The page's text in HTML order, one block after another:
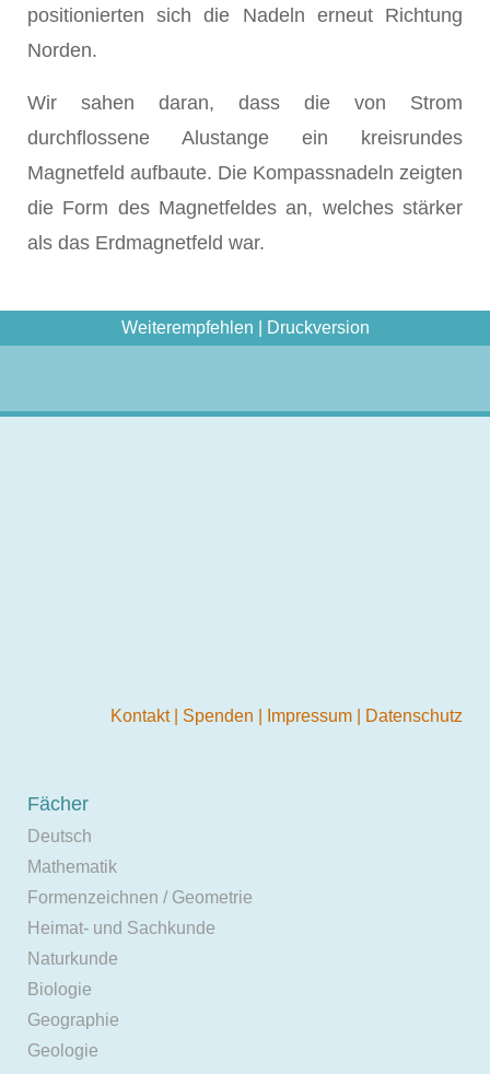
positionierten sich die Nadeln erneut Richtung
Norden.
Wir sahen daran, dass die von Strom
durchflossene Alustange ein kreisrundes
Magnetfeld aufbaute. Die Kompassnadeln zeigten
die Form des Magnetfeldes an, welches stärker
als das Erdmagnetfeld war.
Weiterempfehlen Druckversion
Kontakt Spenden Impressum Datenschutz
Fächer
Deutsch
Mathematik
Formenzeichnen / Geometrie
Heimat- und Sachkunde
Naturkunde
Biologie
Geographie
Geologie